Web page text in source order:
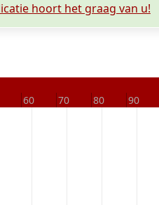
hoort het graag van u!
60 70 80 90